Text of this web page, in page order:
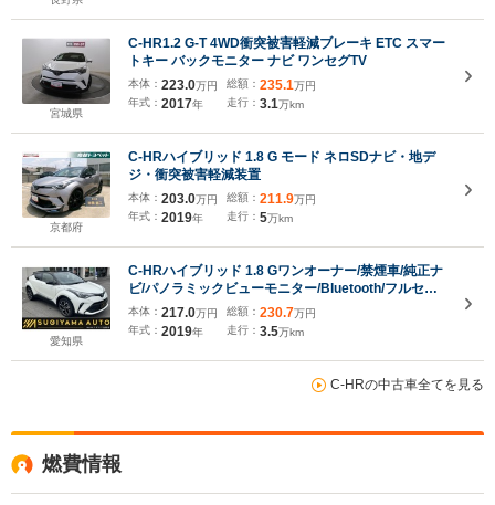
宮城県
C-HR1.2 G-T 4WD衝突被害軽減ブレーキ ETC スマー
トキー バックモニター ナビ ワンセグTV
本体： 223.0万円
年式： 2017年
総額： 235.1万円
走行： 3.1万km
京都府
C-HRハイブリッド 1.8 G モード ネロSDナビ・地デ
ジ・衝突被害軽減装置
本体： 203.0万円
年式： 2019年
総額： 211.9万円
走行： 5万km
愛知県
C-HRハイブリッド 1.8 Gワンオーナー/禁煙車/純正ナ
ビ/パノラミックビューモニター/Bluetooth/フルセ
グ/ETC2.0/LEDヘッドライト/レーダークルーズコント
ロール/前後ドラレコ/スマートキー/100V電源/純正18
インチAW/USB/アップルカープレイ
本体： 217.0万円
年式： 2019年
総額： 230.7万円
走行： 3.5万km
C-HRの中古車全てを見る
燃費情報